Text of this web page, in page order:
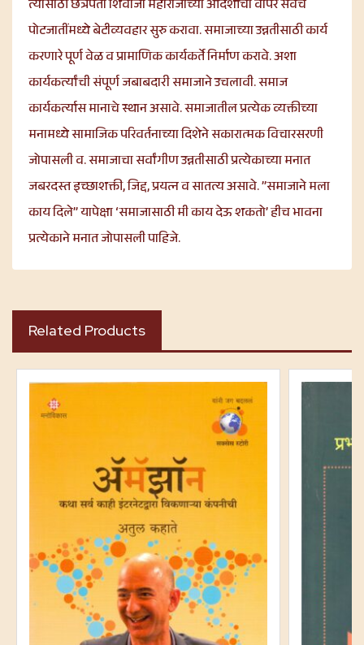
त्यासाठी छत्रपती शिवाजी महाराजांच्या आदर्शाचा वापर सर्वच
पोटजातींमध्ये बेटीव्यवहार सुरु करावा. समाजाच्या उन्नतीसाठी कार्य
करणारे पूर्ण वेळ व प्रामाणिक कार्यकर्ते निर्माण करावे. अशा
कार्यकर्त्यांची संपूर्ण जबाबदारी समाजाने उचलावी. समाज
कार्यकर्त्यास मानाचे स्थान असावे. समाजातील प्रत्येक व्यक्तीच्या
मनामध्ये सामाजिक परिवर्तनाच्या दिशेने सकारात्मक विचारसरणी
जोपासली व. समाजाचा सर्वांगीण उन्नतीसाठी प्रत्येकाच्या मनात
जबरदस्त इच्छाशक्ती, जिद्द, प्रयत्न व सातत्य असावे. ”समाजाने मला
काय दिले” यापेक्षा ‘समाजासाठी मी काय देऊ शकतो’ हीच भावना
प्रत्येकाने मनात जोपासली पाहिजे.
Related Products